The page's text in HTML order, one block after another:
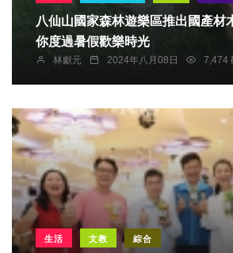
八仙山國家森林遊樂區推出國產材
你度過暑假歡樂時光
林獻元 2024年八月08日 7,474
生活 文教 綜合